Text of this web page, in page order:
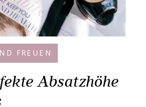
FREUEN
Absatzhöhe